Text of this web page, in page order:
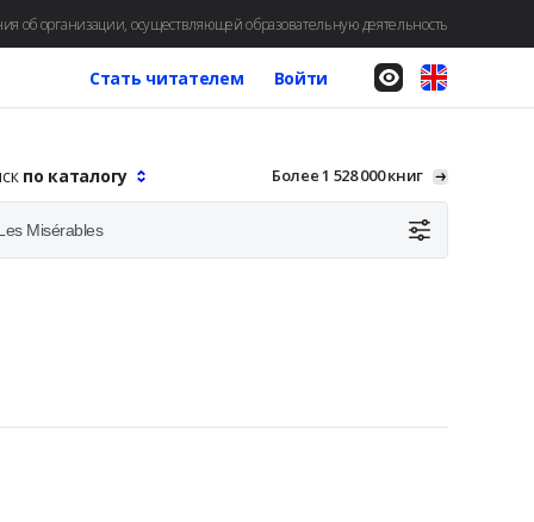
об организации, осуществляющей образовательную деятельность
Стать читателем Войти
по каталогу Более 1 528 000 книг